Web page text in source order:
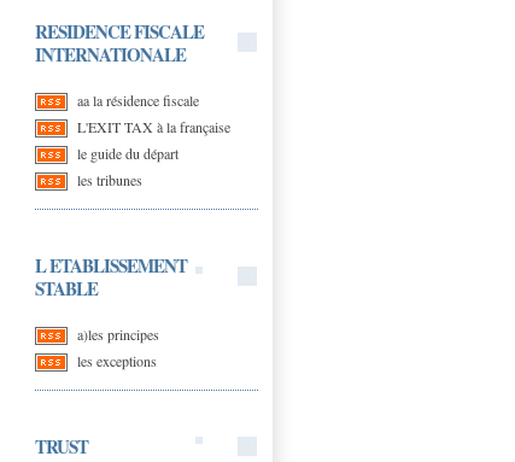
RESIDENCE FISCALE
INTERNATIONALE
aa la résidence fiscale
L'EXIT TAX à la française
le guide du départ
les tribunes
L ETABLISSEMENT
STABLE
a)les principes
les exceptions
TRUST